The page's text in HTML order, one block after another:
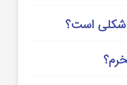
شکلی است؟